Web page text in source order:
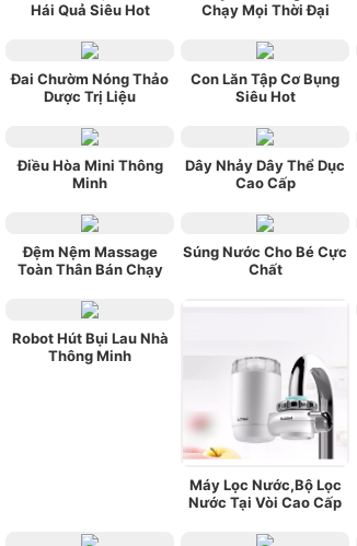
Hái Quả Siêu Hot
Chạy Mọi Thời Đại
Đai Chườm Nóng Thảo
Dược Trị Liệu
Con Lăn Tập Cơ Bụng
Siêu Hot
Điều Hòa Mini Thông
Minh
Dây Nhảy Dây Thể Dục
Cao Cấp
Đệm Nệm Massage
Toàn Thân Bán Chạy
Súng Nước Cho Bé Cực
Chất
Robot Hút Bụi Lau Nhà
Thông Minh
Máy Lọc Nước,Bộ Lọc
Nước Tại Vòi Cao Cấp